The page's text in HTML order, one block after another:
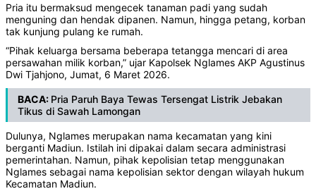
Pria itu bermaksud mengecek tanaman padi yang sudah
menguning dan hendak dipanen. Namun, hingga petang, korban
tak kunjung pulang ke rumah.
“Pihak keluarga bersama beberapa tetangga mencari di area
persawahan milik korban,” ujar Kapolsek Nglames AKP Agustinus
Dwi Tjahjono, Jumat, 6 Maret 2026.
BACA: Pria Paruh Baya Tewas Tersengat Listrik Jebakan
Tikus di Sawah Lamongan
Dulunya, Nglames merupakan nama kecamatan yang kini
berganti Madiun. Istilah ini dipakai dalam secara administrasi
pemerintahan. Namun, pihak kepolisian tetap menggunakan
Nglames sebagai nama kepolisian sektor dengan wilayah hukum
Kecamatan Madiun.